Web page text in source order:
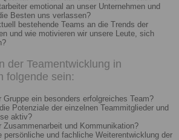
emotional an unser Unternehmen und
Besten uns verlassen?
bestehende Teams an die Trends der
und wie motivieren wir unsere Leute, sich
der Teamentwicklung in
folgende sein:
Gruppe ein besonders erfolgreiches Team?
Potenziale der einzelnen Teammitglieder und
aktiv?
Zusammenarbeit und Kommunikation?
persönliche und fachliche Weiterentwicklung der